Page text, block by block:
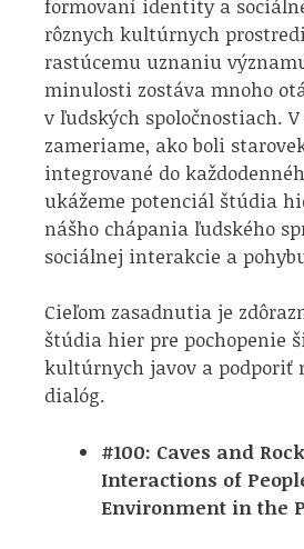
formovaní identity a
rôznych kultúrnych
rastúcemu uznaniu
minulosti zostáva mnoho
v ľudských spoločnostiach.
zameriame, ako boli
integrované do
ukážeme potenciál štúdia
nášho chápania ľudského
sociálnej interakcie a
Cieľom zasadnutia je
štúdia hier pre pochopenie
kultúrnych javov a podporiť
dialóg.
#100: Caves and
Interactions of
Environment in the